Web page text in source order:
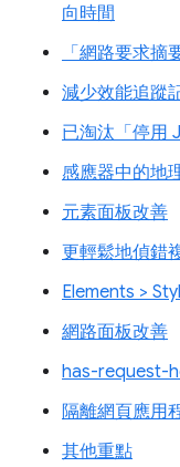
向時間
「網路要求摘
減少效能追蹤
已淘汰「停用
感應器中的地
元素面板改善
更輕鬆地偵錯
Elements >
網路面板改善
has-request-
隔離網頁應用
其他重點